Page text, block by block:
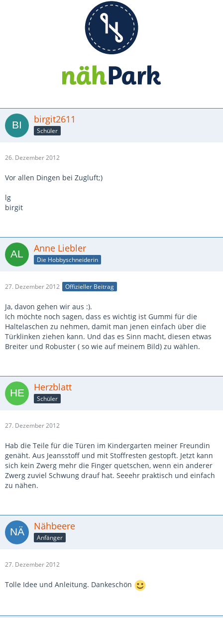
birgit2611
Schüler
26. Dezember 2012
Vor allen Dingen bei Zugluft;)
lg
birgit
Anne Liebler
Die Hobbyschneiderin
27. Dezember 2012 Offizieller Beitrag
Ja, davon gehen wir aus :).
Ich möchte noch sagen, dass es wichtig ist Gummi für die
Haltelaschen zu nehmen, damit man jenen einfach über die
Türklinken ziehen kann. Und das es Sinn macht, diesen etwas
Breiter und Robuster ( so wie auf meinem Bild) zu wählen.
Herzblatt
Schüler
27. Dezember 2012
Hab die Teile für die Türen im Kindergarten meiner Freundin
genäht. Aus Jeansstoff und mit Stoffresten gestopft. Jetzt kann
sich kein Zwerg mehr die Finger quetschen, wenn ein anderer
Zwerg zuviel Schwung drauf hat. Seeehr praktisch und einfach
zu nähen.
Nähbeere
Anfänger
27. Dezember 2012
Tolle Idee und Anleitung. Dankeschön